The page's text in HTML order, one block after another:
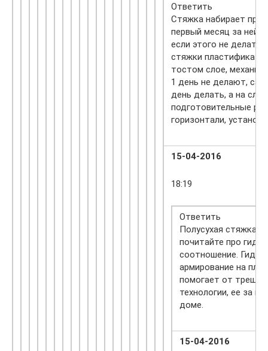
Ответить
Стяжка набирает
первый месяц за ней
если этого не
стяжки
тостом слое,
1 день не делают, сам
день делать, а на
подготовительные
горизонтали,
15-04-2016
18:19
Ответить
Полусухая стяжка
почитайте про
соотношение.
армирование на
помогает от
технологии, ее за
доме.
15-04-2016